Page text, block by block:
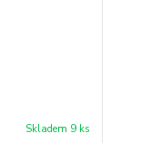
Skladem 9 ks